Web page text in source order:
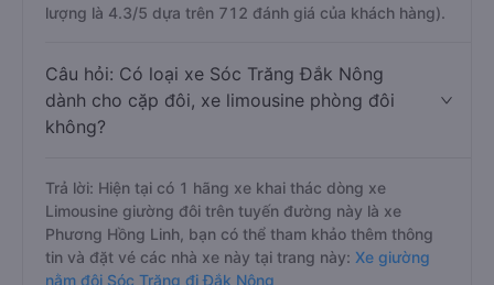
lượng là 4.3/5 dựa trên 712 đánh giá của khách hàng).
Câu hỏi: Có loại xe Sóc Trăng Đắk Nông
dành cho cặp đôi, xe limousine phòng đôi
không?
Trả lời: Hiện tại có 1 hãng xe khai thác dòng xe
Limousine giường đôi trên tuyến đường này là xe
Phương Hồng Linh, bạn có thể tham khảo thêm thông
tin và đặt vé các nhà xe này tại trang này: Xe giường
nằm đôi Sóc Trăng đi Đắk Nông